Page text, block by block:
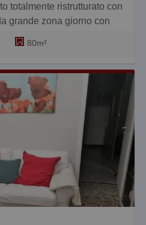
totalmente ristrutturato con
grande zona giorno con
matrimoniali e bagno -
- termoautonomo -
all'interno della villa
- comodo a mezzi e
010.362.
80m²